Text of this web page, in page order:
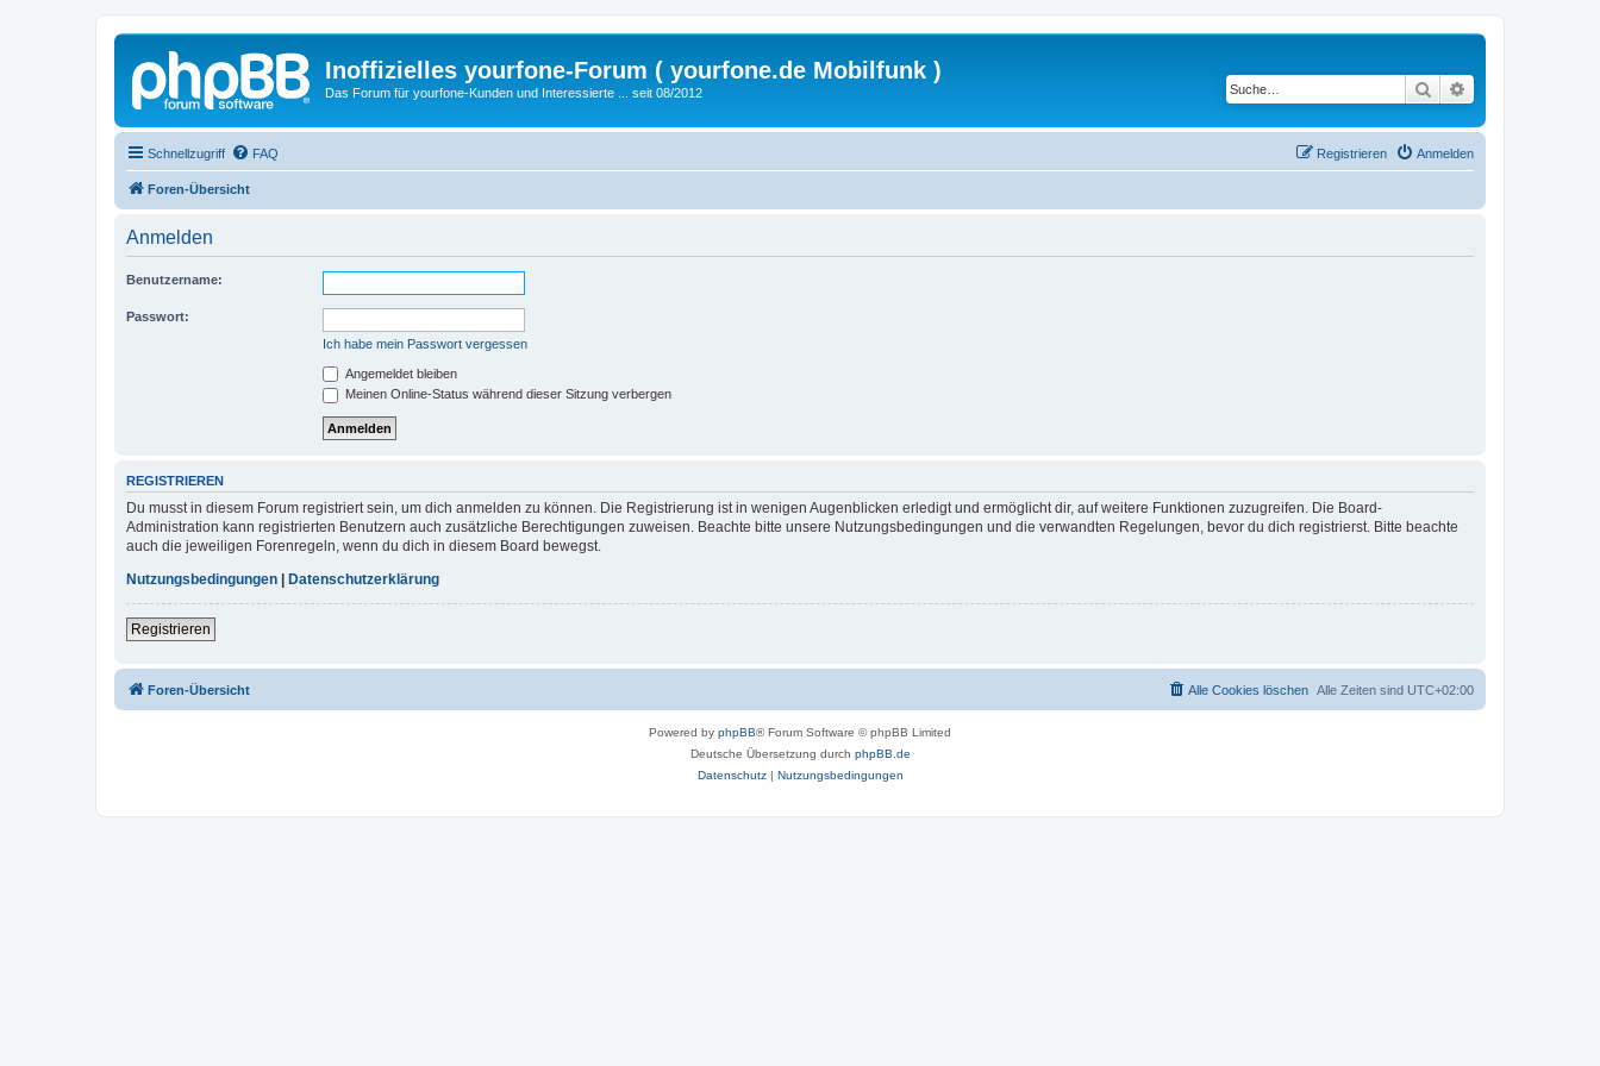
Inoffizielles yourfone-Forum ( yourfone.de Mobilfunk )
Das Forum für yourfone-Kunden und Interessierte ... seit 08/2012 Suche
Schnellzugriff FAQ Anmelden
Registrieren
Foren-Übersicht
Anmelden
Benutzername:
Passwort:
Ich habe mein Passwort vergessen
Angemeldet bleiben
Meinen Online-Status während dieser Sitzung verbergen
REGISTRIEREN
Du musst in diesem Forum registriert sein, um dich anmelden zu können. Die Registrierung ist in wenigen Augenblicken erledigt und ermöglicht dir, auf weitere Funktionen zuzugreifen. Die Board-
Administration kann registrierten Benutzern auch zusätzliche Berechtigungen zuweisen. Beachte bitte unsere Nutzungsbedingungen und die verwandten Regelungen, bevor du dich registrierst. Bitte beachte
auch die jeweiligen Forenregeln, wenn du dich in diesem Board bewegst.
Nutzungsbedingungen
Datenschutzerklärung
Registrieren
Foren-Übersicht Alle Zeiten sind UTC+02:00
Alle Cookies löschen
Powered by phpBB® Forum Software © phpBB Limited
Deutsche Übersetzung durch phpBB.de
Datenschutz| Nutzungsbedingungen